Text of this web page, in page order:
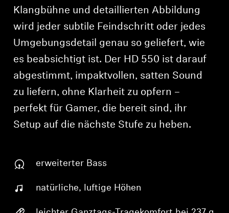
Klangbühne und detaillierten Abbildung
wird jeder subtile Feindschritt oder jedes
Umgebungsdetail genau so geliefert, wie
es beabsichtigt ist. Der HD 550 ist darauf
abgestimmt, impaktvollen, satten Sound
zu liefern, ohne Klarheit zu opfern –
perfekt für Gamer, die bereit sind, ihr
Setup auf die nächste Stufe zu heben.
erweiterter Bass
natürliche, luftige Höhen